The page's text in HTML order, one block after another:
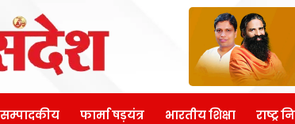
सम्पादकीय फार्मा षड़यंत्र भारतीय शिक्षा राष्ट्र